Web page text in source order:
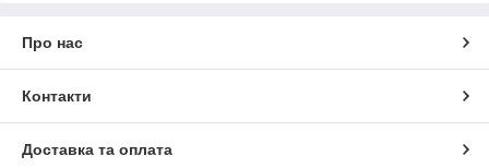
Про нас
Контакти
Доставка та оплата